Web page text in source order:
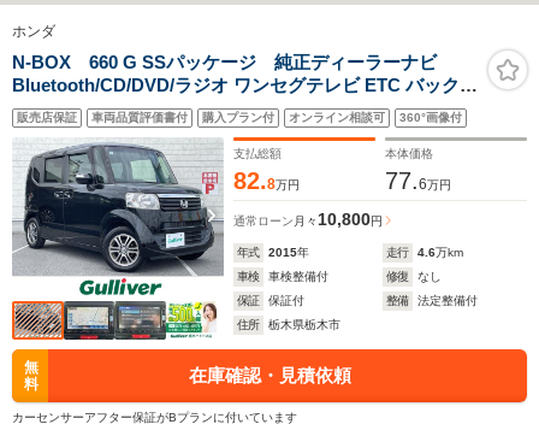
ホンダ
N-BOX 660 G SSパッケージ 純正ディーラーナビ
Bluetooth/CD/DVD/ラジオ ワンセグテレビ ETC バックカ
メラ 純正フロアマット 両側パワースライドドア 純正アル
ミホイール スマートキー スペアキー プッシュスタート
ドアバイザー
販売店保証 車両品質評価書付 購入プラン付 オンライン相談可 360°画像付
支払総額
82.8万円
本体価格
77.6万円
通常ローン 月々 10,800円
年式 2015年 走行 4.6万km
車検
車検整備付 修復
なし
保証
保証付 整備
法定整備付
住所
栃木県栃木市
無
料
在庫確認・見積依頼
カーセンサーアフター保証がBプランに付いています